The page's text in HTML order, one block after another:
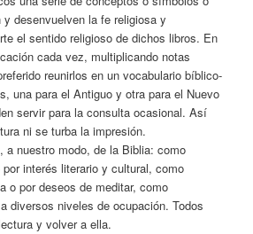
desenvuelven la fe religiosa y
el sentido religioso de dichos libros. En
cada vez, multiplicando notas
reunirlos en un vocabulario bíblico-
una para el Antiguo y otra para el Nuevo
servir para la consulta ocasional. Así
ni se turba la impresión.
a nuestro modo, de la Biblia: como
interés literario y cultural, como
o por deseos de meditar, como
diversos niveles de ocupación. Todos
y volver a ella.